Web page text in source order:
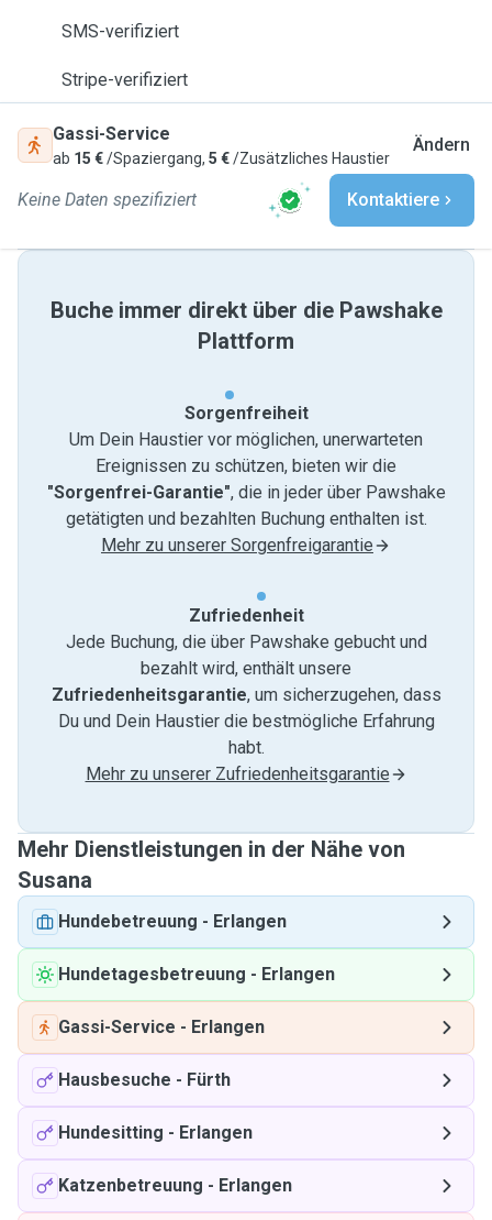
SMS-verifiziert
Stripe-verifiziert
Gassi-Service
ab 15 €/Spaziergang, 5 €/Zusätzliches Haustier
Ändern
Keine Daten spezifiziert Kontaktiere
Buche immer direkt über die Pawshake
Plattform
Sorgenfreiheit
Um Dein Haustier vor möglichen, unerwarteten
Ereignissen zu schützen, bieten wir die
"Sorgenfrei-Garantie", die in jeder über Pawshake
getätigten und bezahlten Buchung enthalten ist.
Mehr zu unserer Sorgenfreigarantie
Zufriedenheit
Jede Buchung, die über Pawshake gebucht und
bezahlt wird, enthält unsere
Zufriedenheitsgarantie, um sicherzugehen, dass
Du und Dein Haustier die bestmögliche Erfahrung
habt.
Mehr zu unserer Zufriedenheitsgarantie
Mehr Dienstleistungen in der Nähe von
Susana
Hundebetreuung - Erlangen
Hundetagesbetreuung - Erlangen
Gassi-Service - Erlangen
Hausbesuche - Fürth
Hundesitting - Erlangen
Katzenbetreuung - Erlangen